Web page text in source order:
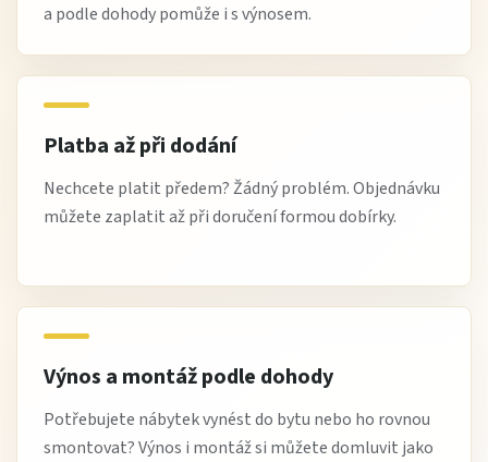
a podle dohody pomůže i s výnosem.
Platba až při dodání
Nechcete platit předem? Žádný problém. Objednávku
můžete zaplatit až při doručení formou dobírky.
Výnos a montáž podle dohody
Potřebujete nábytek vynést do bytu nebo ho rovnou
smontovat? Výnos i montáž si můžete domluvit jako